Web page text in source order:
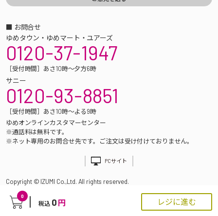
0
税込 0 円 レジに進む
■ お問合せ
ゆめタウン・ゆめマート・ユアーズ
0120-37-1947
［受付時間］あさ10時～夕方6時
サニー
0120-93-8851
［受付時間］あさ10時～よる9時
ゆめオンラインカスタマーセンター
※通話料は無料です。
※ネット専用のお問合せ先です。ご注文は受け付けておりません。
PCサイト
Copyright © IZUMI Co.,Ltd. All rights reserved.